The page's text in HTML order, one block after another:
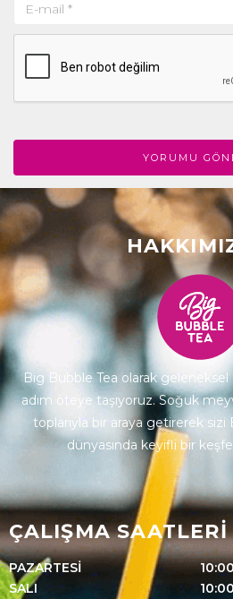
Big Bubble Tea olarak
adım öteye taşıyoruz. Soğuk
toplarıyla bir araya getirerek
dünyasında keyifli bir
ÇALIŞMA SAATLERİ
PAZARTESİ
SALI